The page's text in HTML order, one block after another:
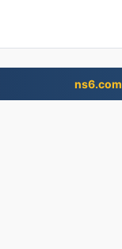
ns6.com